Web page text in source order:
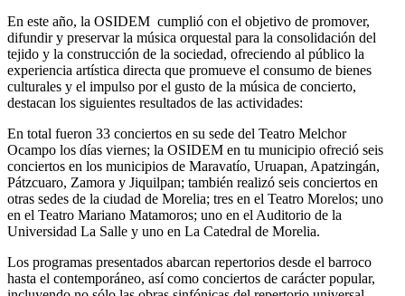
En este año, la OSIDEM cumplió con el objetivo de promover,
difundir y preservar la música orquestal para la consolidación del
tejido y la construcción de la sociedad, ofreciendo al público la
experiencia artística directa que promueve el consumo de bienes
culturales y el impulso por el gusto de la música de concierto,
destacan los siguientes resultados de las actividades:
En total fueron 33 conciertos en su sede del Teatro Melchor
Ocampo los días viernes; la OSIDEM en tu municipio ofreció seis
conciertos en los municipios de Maravatío, Uruapan, Apatzingán,
Pátzcuaro, Zamora y Jiquilpan; también realizó seis conciertos en
otras sedes de la ciudad de Morelia; tres en el Teatro Morelos; uno
en el Teatro Mariano Matamoros; uno en el Auditorio de la
Universidad La Salle y uno en La Catedral de Morelia.
Los programas presentados abarcan repertorios desde el barroco
hasta el contemporáneo, así como conciertos de carácter popular,